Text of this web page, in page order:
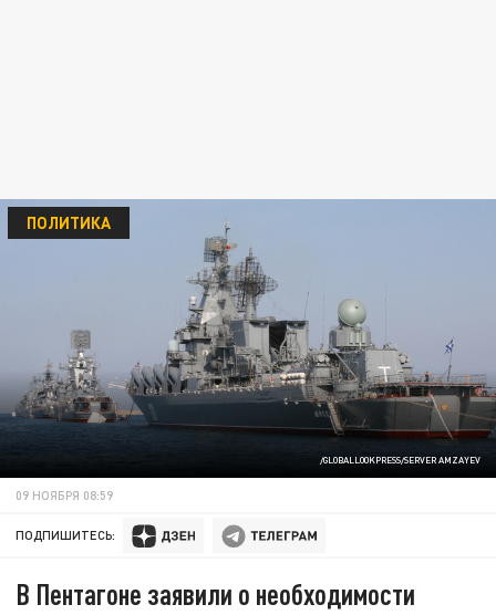
/GLOBALLOOKPRESS/SERVER AMZAYEV
ПОЛИТИКА
09 НОЯБРЯ 08:59
ПОДПИШИТЕСЬ:
В Пентагоне заявили о необходимости